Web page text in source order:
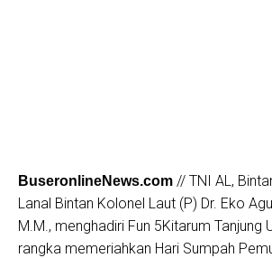
BuseronlineNews.com // TNI AL,
Lanal Bintan Kolonel Laut (P) Dr. Eko
M.M., menghadiri Fun 5Kitarum Tanjung
rangka memeriahkan Hari Sumpah